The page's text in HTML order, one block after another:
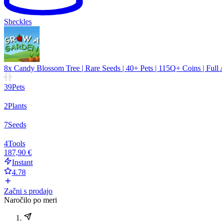
Sheckles
8x Candy Blossom Tree | Rare Seeds | 40+ Pets | 115Q+ Coins | Full
39Pets
2Plants
7Seeds
4Tools
187,90 €
Instant
4.78
Začni s prodajo
Naročilo po meri